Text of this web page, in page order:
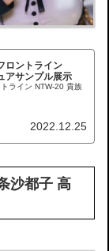
ロントライン
アサンプル展示
ライン NTW-20 貴族
2022.12.25
沙都子 高